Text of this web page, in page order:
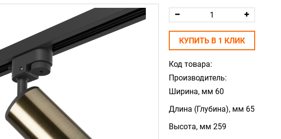
Код товара:
Производитель:
Ширина, мм 60
Длина (Глубина), мм 65
Высота, мм 259
КУПИТЬ В 1 КЛИК